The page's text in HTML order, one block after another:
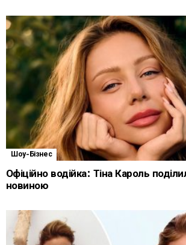
Шоу-Бізнес
Офіційно водійка: Тіна Кароль
новиною